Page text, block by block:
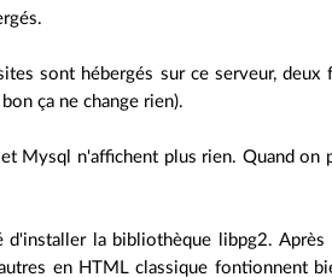
sont hébergés sur ce serveur,
ça ne change rien).
Mysql n'affichent plus rien. Quand on
la bibliothèque libpg2. Après
en HTML classique fontionnent